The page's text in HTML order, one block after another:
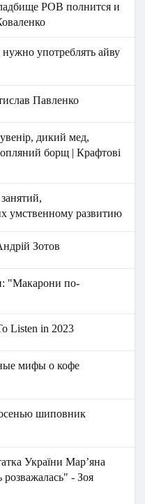
РОВ полнится и
употреблять айву
Павленко
дикий мед,
борщ | Крафтові
умственному развитию
Зотов
"Макарони по-
Listen in 2023
мифы о кофе
шиповник
України Марʼяна
розважалась" - Зоя